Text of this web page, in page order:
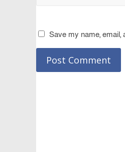
Save my name,